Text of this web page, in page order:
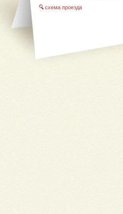
схема проезда